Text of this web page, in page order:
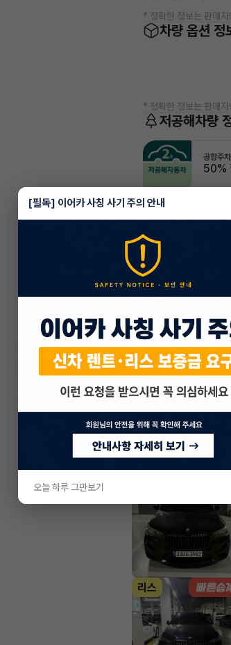
* 정확한 정보는 판매
차량 옵션 정
* 정확한 정보는 판매
저공해차량
공항주
50%
* 본 정보는 지자체마
차량 위치
서울 광진구 구의동
리스
리스
[필독] 이어카 사칭 사기 주의 안내
오늘 하루 그만보기